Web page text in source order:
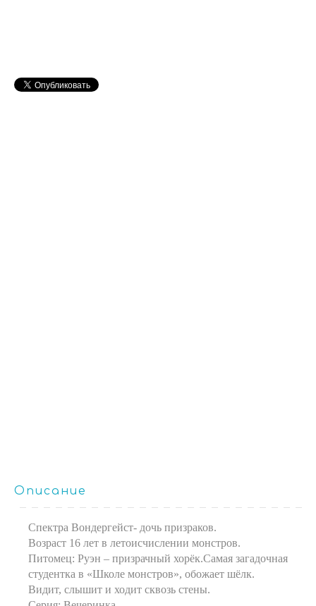
Описание
Спектра Вондергейст- дочь призраков.
Возраст 16 лет в летоисчислении монстров.
Питомец: Руэн – призрачный хорёк.Самая загадочная
студентка в «Школе монстров», обожает шёлк.
Видит, слышит и ходит сквозь стены.